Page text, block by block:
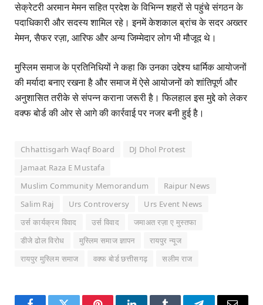
सेक्रेटरी अरमान मेमन सहित प्रदेश के विभिन्न शहरों से पहुंचे संगठन के
पदाधिकारी और सदस्य शामिल रहे। इनमें केशकाल ब्रांच के सदर अख्तर
मेमन, सैफर रज़ा, आरिफ और अन्य जिम्मेदार लोग भी मौजूद थे।
मुस्लिम समाज के प्रतिनिधियों ने कहा कि उनका उद्देश्य धार्मिक आयोजनों
की मर्यादा बनाए रखना है और समाज में ऐसे आयोजनों को शांतिपूर्ण और
अनुशासित तरीके से संपन्न कराना जरूरी है। फिलहाल इस मुद्दे को लेकर
वक्फ बोर्ड की ओर से आगे की कार्रवाई पर नजर बनी हुई है।
Chhattisgarh Waqf Board
DJ Dhol Protest
Jamaat Raza E Mustafa
Muslim Community Memorandum
Raipur News
Salim Raj
Urs Controversy
Urs Event News
उर्स कार्यक्रम विवाद
उर्स विवाद
जमाअत रज़ा ए मुस्तफा
डीजे ढोल विरोध
मुस्लिम समाज ज्ञापन
रायपुर न्यूज
रायपुर मुस्लिम समाज
वक्फ बोर्ड छत्तीसगढ़ सलीम राज